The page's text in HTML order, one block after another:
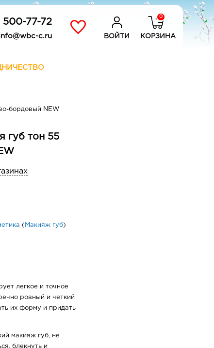
77-72
c.ru ВОЙТИ
0
КОРЗИНА
бордовый NEW
губ тон 55
( Макияж губ)
легкое и точное
ровный и четкий
их форму и придать
макияж губ, не
блекнуть и